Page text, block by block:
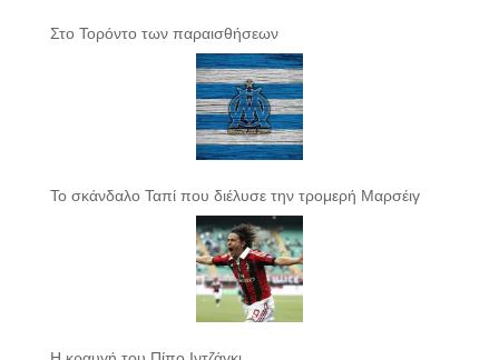
Στο Τορόντο των παραισθήσεων
Το σκάνδαλο Ταπί που διέλυσε την τρομερή Μαρσέιγ